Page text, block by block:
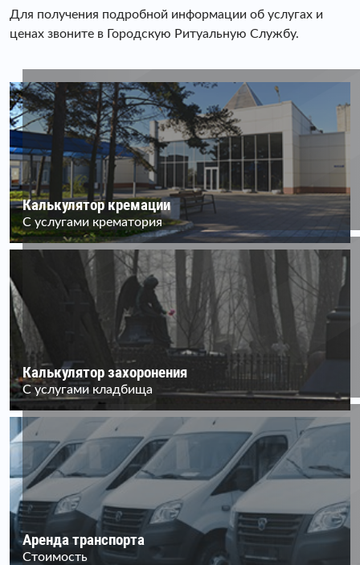
Для получения подробной информации об услугах и
ценах звоните в Городскую Ритуальную Службу.
Калькулятор кремации
С услугами крематория
Калькулятор захоронения
С услугами кладбища
Аренда транспорта
Стоимость